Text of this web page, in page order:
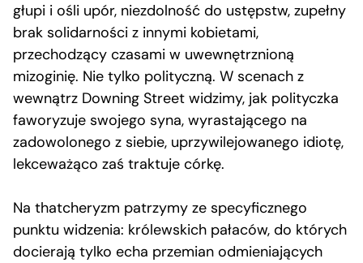
głupi i ośli upór, niezdolność do ustępstw, zupełny
brak solidarności z innymi kobietami,
przechodzący czasami w uwewnętrznioną
mizoginię. Nie tylko polityczną. W scenach z
wewnątrz Downing Street widzimy, jak polityczka
faworyzuje swojego syna, wyrastającego na
zadowolonego z siebie, uprzywilejowanego idiotę,
lekceważąco zaś traktuje córkę.
Na thatcheryzm patrzymy ze specyficznego
punktu widzenia: królewskich pałaców, do których
docierają tylko echa przemian odmieniających